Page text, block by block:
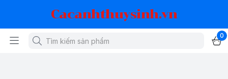
Cacanhthuysinh.vn
0